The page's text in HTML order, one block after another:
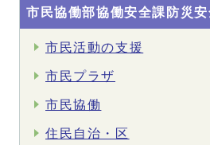
市民協働部協働安全課防災
市民活動の支援
市民プラザ
市民協働
住民自治・区